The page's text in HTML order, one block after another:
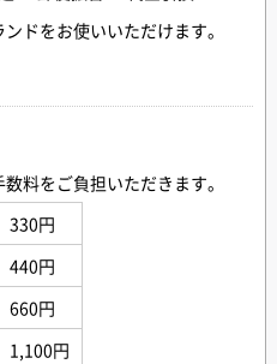
ドをお使いいただけます。
料をご負担いただきます。
330円
440円
660円
1,100円